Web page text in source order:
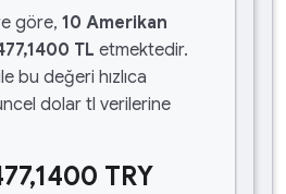
göre, 10 Amerikan
TL etmektedir.
bu değeri hızlıca
dolar tl verilerine
TRY